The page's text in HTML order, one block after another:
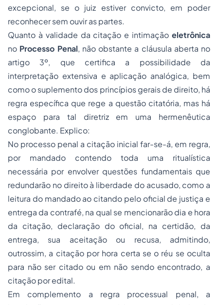
excepcional, se o juiz estiver convicto, em poder
reconhecer sem ouvir as partes.
Quanto à validade da citação e intimação eletrônica
no Processo Penal, não obstante a cláusula aberta no
artigo 3º, que certifica a possibilidade da
interpretação extensiva e aplicação analógica, bem
como o suplemento dos princípios gerais de direito, há
regra específica que rege a questão citatória, mas há
espaço para tal diretriz em uma hermenêutica
conglobante. Explico:
No processo penal a citação inicial far-se-á, em regra,
por mandado contendo toda uma ritualística
necessária por envolver questões fundamentais que
redundarão no direito à liberdade do acusado, como a
leitura do mandado ao citando pelo oficial de justiça e
entrega da contrafé, na qual se mencionarão dia e hora
da citação, declaração do oficial, na certidão, da
entrega, sua aceitação ou recusa, admitindo,
outrossim, a citação por hora certa se o réu se oculta
para não ser citado ou em não sendo encontrado, a
citação por edital.
Em complemento a regra processual penal, a